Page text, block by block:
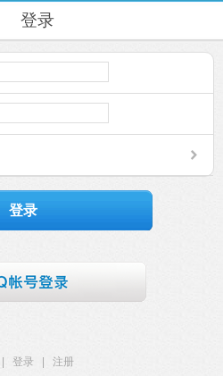
登录
登录
登录
注册